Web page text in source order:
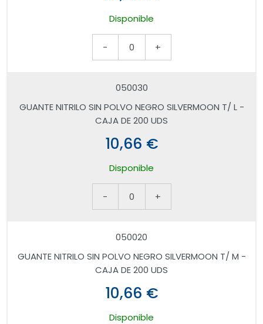
Disponible
- 0 +
050030
GUANTE NITRILO SIN POLVO NEGRO SILVERMOON T/ L -
CAJA DE 200 UDS
10,66 €
Disponible
- 0 +
050020
GUANTE NITRILO SIN POLVO NEGRO SILVERMOON T/ M -
CAJA DE 200 UDS
10,66 €
Disponible